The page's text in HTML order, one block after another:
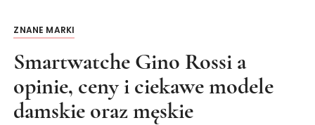
ZNANE MARKI
Smartwatche Gino Rossi a
opinie, ceny i ciekawe modele
damskie oraz męskie